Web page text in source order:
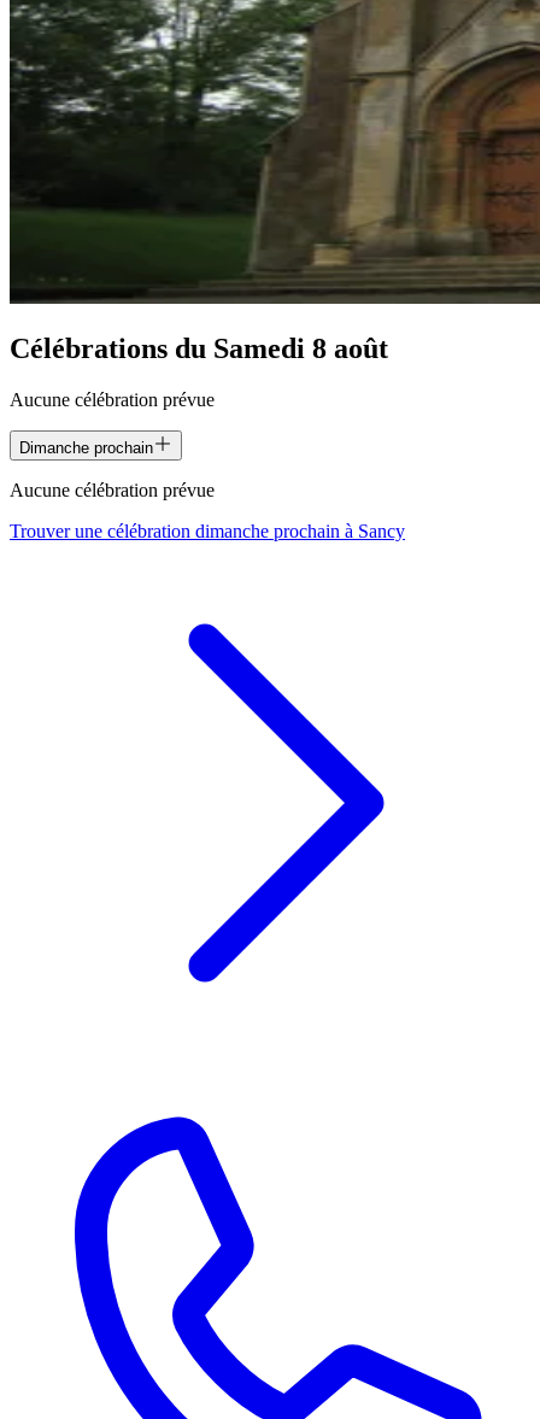
Célébrations du Samedi 8 août
Aucune célébration prévue
Dimanche prochain
Aucune célébration prévue
Trouver une célébration dimanche prochain à Sancy